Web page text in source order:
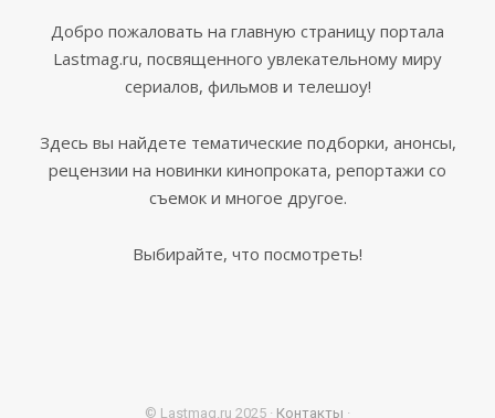
Добро пожаловать на главную страницу портала
Lastmag.ru, посвященного увлекательному миру
сериалов, фильмов и телешоу!
Здесь вы найдете тематические подборки, анонсы,
рецензии на новинки кинопроката, репортажи со
съемок и многое другое.
Выбирайте, что посмотреть!
© Lastmag.ru 2025 · Контакты ·